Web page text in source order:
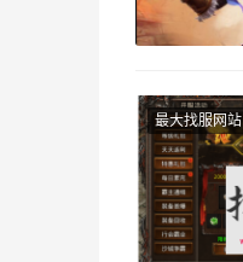
最大找服网站